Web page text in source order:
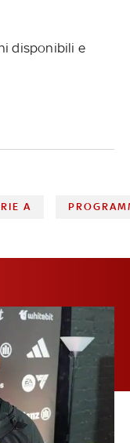
disponibili e
A